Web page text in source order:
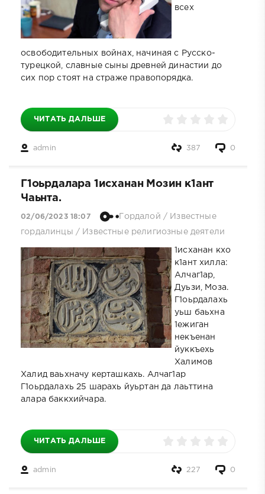
всех
освободительных войнах, начиная с Русско-
турецкой, славные сыны древней династии до
сих пор стоят на страже правопорядка.
ЧИТАТЬ ДАЛЬШЕ
admin 0
387
Г1оьрдалара 1исханан Мозин к1ант
Чаьнта.
02/06/2023 18:07 Гордалой / Известные
гордалинцы / Известные религиозные деятели
1исханан кхо
к1ант хилла:
Алчаг1ар,
Дуьзи, Моза.
Г1оьрдалахь
уьш баьхна
1ежиган
некъенан
йуккъехь
Халимов
Халид ваьхначу керташкахь. Алчаг1ар
Г1оьрдалахь 25 шарахь йуьртан да лаьттина
алара баккхийчара.
ЧИТАТЬ ДАЛЬШЕ
admin 0
227